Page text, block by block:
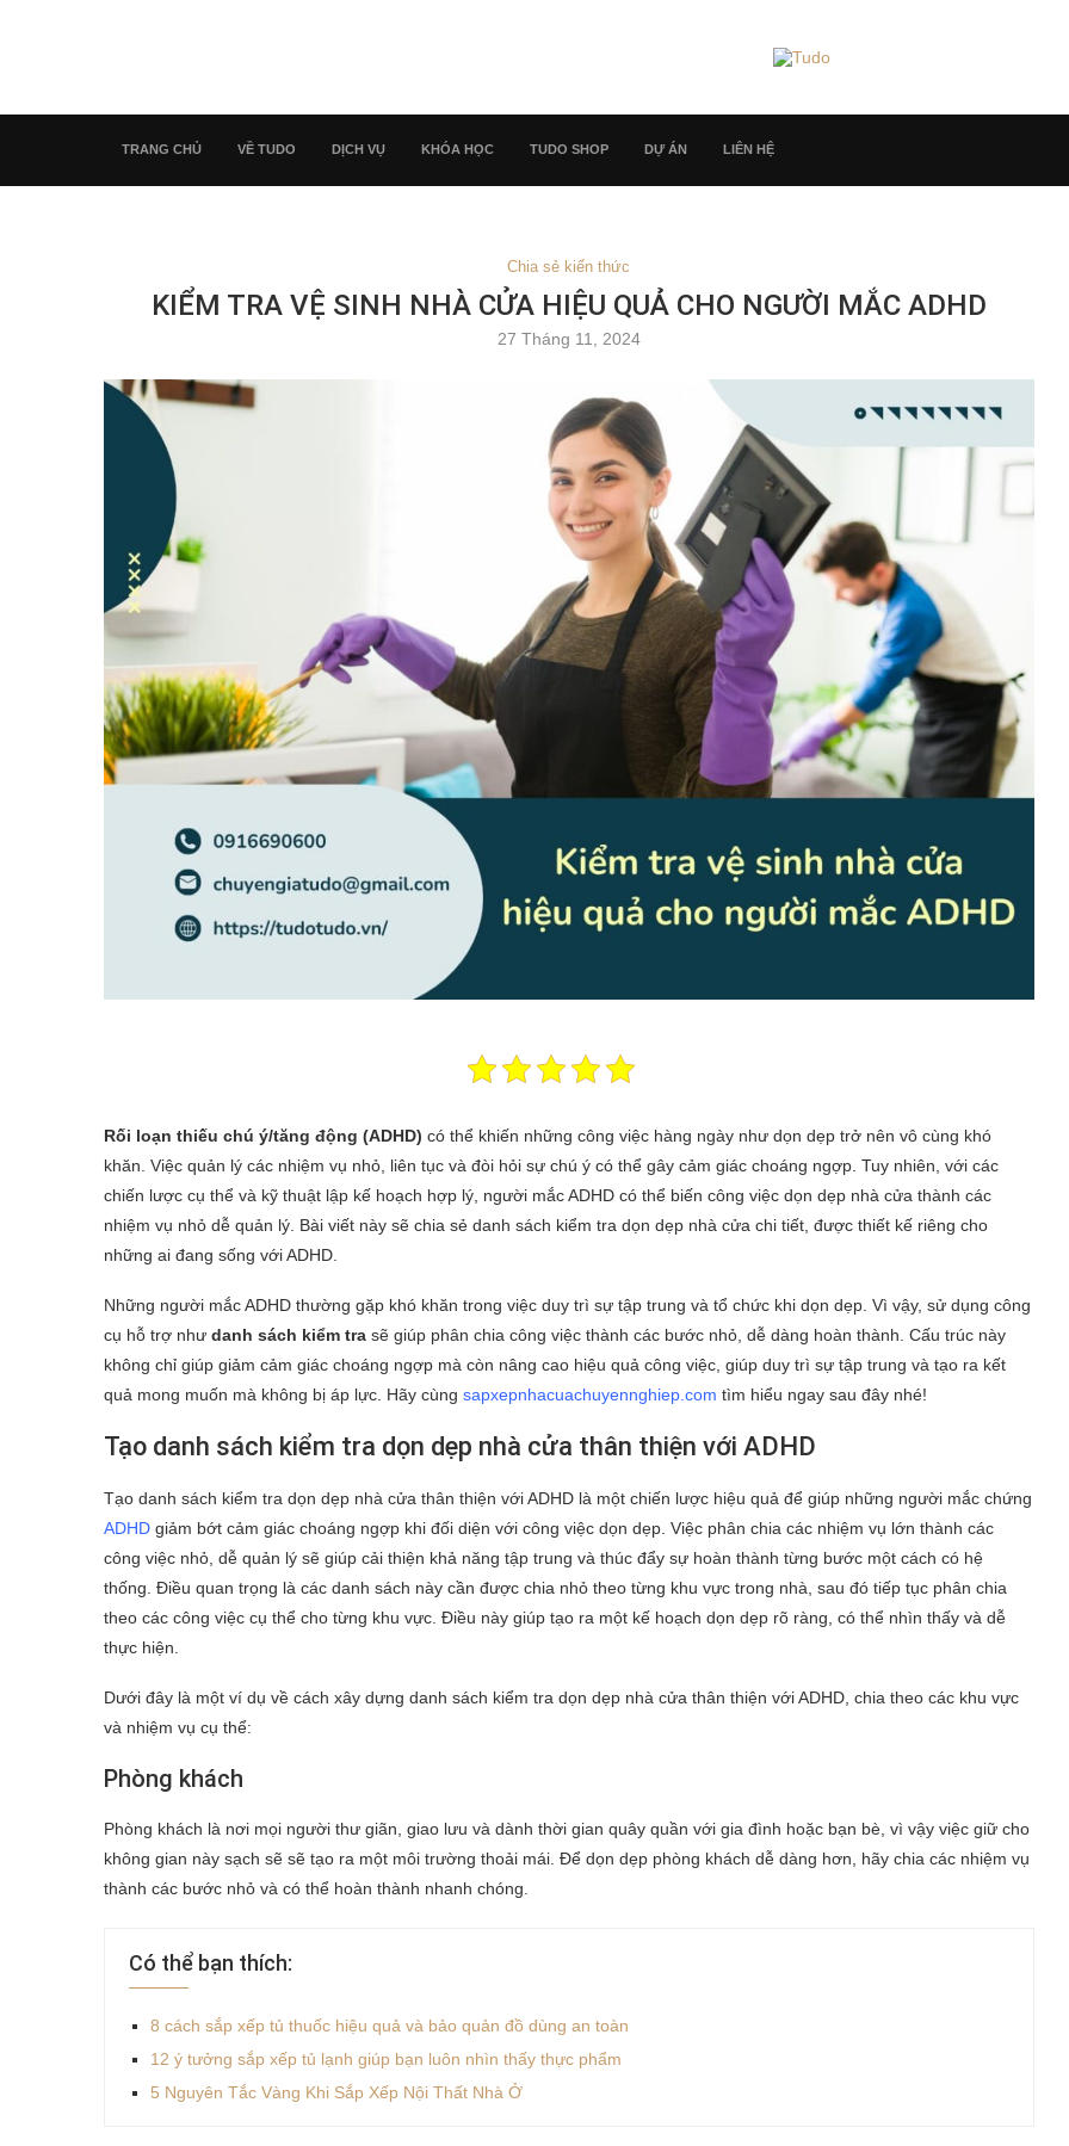
TRANG CHỦ VỀ TUDO DỊCH VỤ KHÓA HỌC TUDO SHOP DỰ ÁN LIÊN HỆ
Chia sẻ kiến thức
KIỂM TRA VỆ SINH NHÀ CỬA HIỆU QUẢ CHO NGƯỜI MẮC ADHD
27 Tháng 11, 2024
Rối loạn thiếu chú ý/tăng động (ADHD) có thể khiến những công việc hàng ngày như dọn dẹp trở nên vô cùng khó
khăn. Việc quản lý các nhiệm vụ nhỏ, liên tục và đòi hỏi sự chú ý có thể gây cảm giác choáng ngợp. Tuy nhiên, với các
chiến lược cụ thể và kỹ thuật lập kế hoạch hợp lý, người mắc ADHD có thể biến công việc dọn dẹp nhà cửa thành các
nhiệm vụ nhỏ dễ quản lý. Bài viết này sẽ chia sẻ danh sách kiểm tra dọn dẹp nhà cửa chi tiết, được thiết kế riêng cho
những ai đang sống với ADHD.
Những người mắc ADHD thường gặp khó khăn trong việc duy trì sự tập trung và tổ chức khi dọn dẹp. Vì vậy, sử dụng công
cụ hỗ trợ như danh sách kiểm tra sẽ giúp phân chia công việc thành các bước nhỏ, dễ dàng hoàn thành. Cấu trúc này
không chỉ giúp giảm cảm giác choáng ngợp mà còn nâng cao hiệu quả công việc, giúp duy trì sự tập trung và tạo ra kết
quả mong muốn mà không bị áp lực. Hãy cùng sapxepnhacuachuyennghiep.com tìm hiểu ngay sau đây nhé!
Tạo danh sách kiểm tra dọn dẹp nhà cửa thân thiện với ADHD
Tạo danh sách kiểm tra dọn dẹp nhà cửa thân thiện với ADHD là một chiến lược hiệu quả để giúp những người mắc chứng
ADHD giảm bớt cảm giác choáng ngợp khi đối diện với công việc dọn dẹp. Việc phân chia các nhiệm vụ lớn thành các
công việc nhỏ, dễ quản lý sẽ giúp cải thiện khả năng tập trung và thúc đẩy sự hoàn thành từng bước một cách có hệ
thống. Điều quan trọng là các danh sách này cần được chia nhỏ theo từng khu vực trong nhà, sau đó tiếp tục phân chia
theo các công việc cụ thể cho từng khu vực. Điều này giúp tạo ra một kế hoạch dọn dẹp rõ ràng, có thể nhìn thấy và dễ
thực hiện.
Dưới đây là một ví dụ về cách xây dựng danh sách kiểm tra dọn dẹp nhà cửa thân thiện với ADHD, chia theo các khu vực
và nhiệm vụ cụ thể:
Phòng khách
Phòng khách là nơi mọi người thư giãn, giao lưu và dành thời gian quây quần với gia đình hoặc bạn bè, vì vậy việc giữ cho
không gian này sạch sẽ sẽ tạo ra một môi trường thoải mái. Để dọn dẹp phòng khách dễ dàng hơn, hãy chia các nhiệm vụ
thành các bước nhỏ và có thể hoàn thành nhanh chóng.
Có thể bạn thích:
8 cách sắp xếp tủ thuốc hiệu quả và bảo quản đồ dùng an toàn
12 ý tưởng sắp xếp tủ lạnh giúp bạn luôn nhìn thấy thực phẩm
5 Nguyên Tắc Vàng Khi Sắp Xếp Nội Thất Nhà Ở